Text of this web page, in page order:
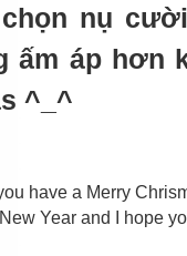
nụ
ấm áp hơn
^_^
have a Merry
Year and I hope